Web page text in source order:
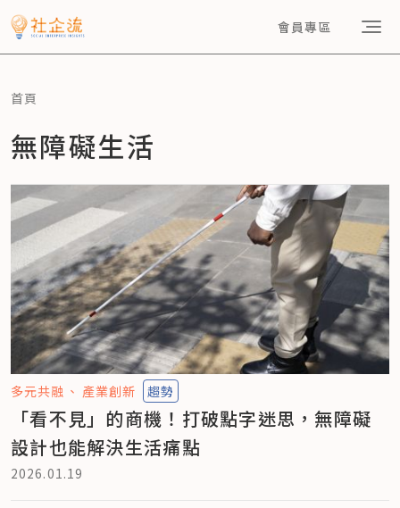
會員專區
首頁
無障礙生活
多元共融 產業創新 趨勢
「看不見」的商機！打破點字迷思，無障礙
設計也能解決生活痛點
2026.01.19